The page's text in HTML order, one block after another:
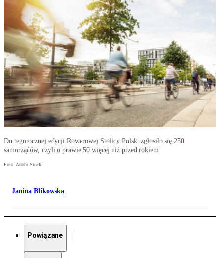
Do tegorocznej edycji Rowerowej Stolicy Polski zgłosiło się 250
samorządów, czyli o prawie 50 więcej niż przed rokiem
Foto: Adobe Stock
Janina Blikowska
Powiązane